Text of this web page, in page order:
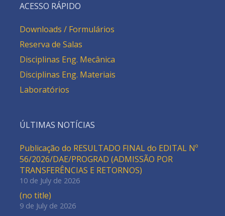
ACESSO RÁPIDO
Downloads / Formulários
Reserva de Salas
Disciplinas Eng. Mecânica
Disciplinas Eng. Materiais
Laboratórios
ÚLTIMAS NOTÍCIAS
Publicação do RESULTADO FINAL do EDITAL Nº
56/2026/DAE/PROGRAD (ADMISSÃO POR
TRANSFERÊNCIAS E RETORNOS)
10 de July de 2026
(no title)
9 de July de 2026